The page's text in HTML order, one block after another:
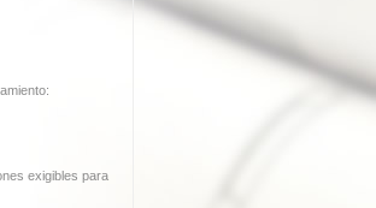
exigibles para